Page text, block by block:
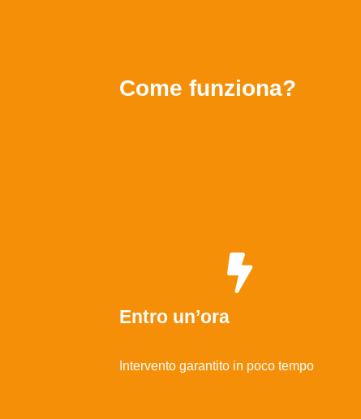
Come funziona?
Entro un’ora
Intervento garantito in poco tempo